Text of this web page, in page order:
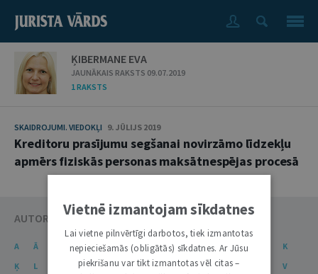
ĶIBERMANE EVA
JAUNĀKAIS RAKSTS 09.07.2019
1 RAKSTS
SKAIDROJUMI. VIEDOKĻI 9. JŪLIJS 2019
Kreditoru prasījumu segšanai novirzāmo līdzekļu
apmērs fiziskās personas maksātnespējas procesā
AUTORU KATALOGS
A Ā C Č D E Ē F G Ģ H I
K
Ķ
L N Ņ O P R S Š T
V
Vietnē izmantojam sīkdatnes
Lai vietne pilnvērtīgi darbotos, tiek izmantotas
nepieciešamās (obligātās) sīkdatnes. Ar Jūsu
piekrišanu var tikt izmantotas vēl citas –